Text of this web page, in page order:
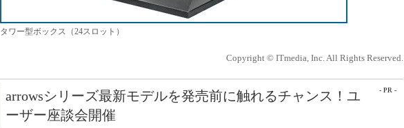
タワー型ボックス（24スロット）
Copyright © ITmedia, Inc. All Rights Reserved.
- PR -
arrowsシリーズ最新モデルを発売前に触れるチャンス！ユ
ーザー座談会開催